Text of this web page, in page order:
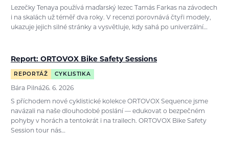
Lezečky Tenaya používá maďarský lezec Tamás Farkas na závodech
i na skalách už téměř dva roky. V recenzi porovnává čtyři modely,
ukazuje jejich silné stránky a vysvětluje, kdy sahá po univerzální…
Report: ORTOVOX Bike Safety Sessions
REPORTÁŽ CYKLISTIKA
Bára Pilná26. 6. 2026
S příchodem nové cyklistické kolekce ORTOVOX Sequence jsme
navázali na naše dlouhodobé poslání — edukovat o bezpečném
pohyby v horách a tentokrát i na trailech. ORTOVOX Bike Safety
Session tour nás…